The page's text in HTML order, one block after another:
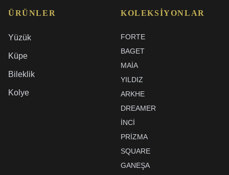
ÜRÜNLER
Yüzük
Küpe
Bileklik
Kolye
KOLEKSIYONLAR
FORTE
BAGET
MAIA
YILDIZ
ARKHE
DREAMER
İNCI
PRIZMA
SQUARE
GANEŞA